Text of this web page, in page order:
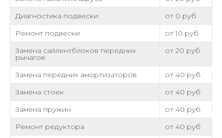
Диагностика подвески
от 0 руб
Ремонт подвески
от 10 руб
Замена сайлентблоков передних
рычагов
от 20 руб
Замена передних амортизаторов
от 40 руб
Замена стоек
от 40 руб
Замена пружин
от 40 руб
Ремонт редуктора
от 40 руб